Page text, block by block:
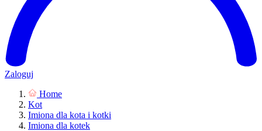
Zaloguj
Home
Kot
Imiona dla kota i kotki
Imiona dla kotek